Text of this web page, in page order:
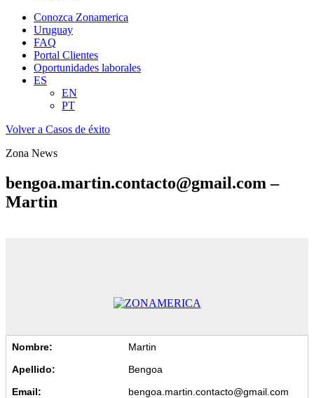
Conozca Zonamerica
Uruguay
FAQ
Portal Clientes
Oportunidades laborales
ES
EN
PT
Volver a Casos de éxito
Zona News
bengoa.martin.contacto@gmail.com –
Martin
Nombre:
Martin
Apellido:
Bengoa
Email:
bengoa.martin.contacto@gmail.com